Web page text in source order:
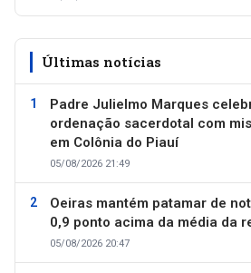
Últimas notícias
Padre Julielmo Marques
ordenação sacerdotal com
em Colônia do Piauí
05/08/2026 21:49
Oeiras mantém patamar de
0,9 ponto acima da média da
05/08/2026 20:47